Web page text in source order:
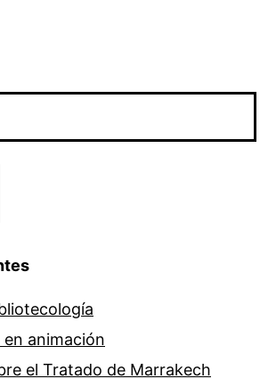
en animación
el Tratado de Marrakech